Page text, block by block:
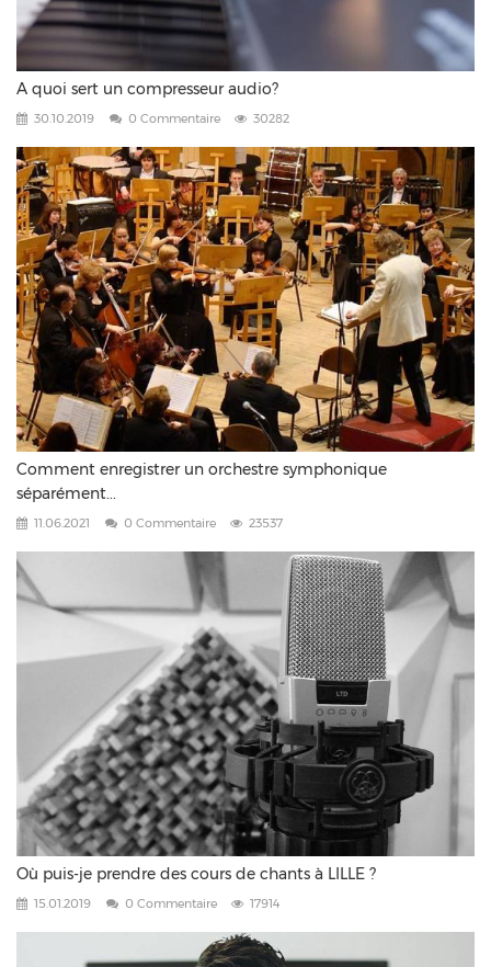
A quoi sert un compresseur audio?
30.10.2019 0 Commentaire 30282
Comment enregistrer un orchestre symphonique
séparément...
11.06.2021 0 Commentaire 23537
Où puis-je prendre des cours de chants à LILLE ?
15.01.2019 0 Commentaire 17914